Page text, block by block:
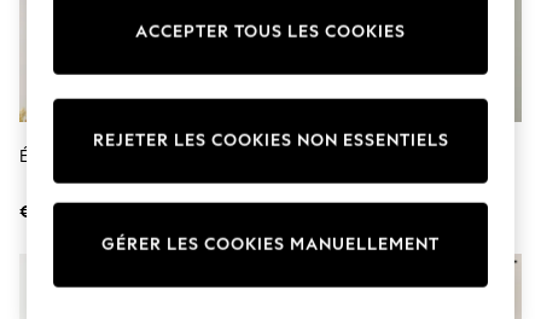
Sandals & Flipflops
Shorts
Sunglasses
Vests
Sun Hats & Caps
Rash Vests
Étagères Murales Bertie Bear
€ 74
ACCEPTER TOUS LES COOKIES
GÉRER LES COOKIES MANUELLEMENT
REJETER LES COOKIES NON ESSENTIELS